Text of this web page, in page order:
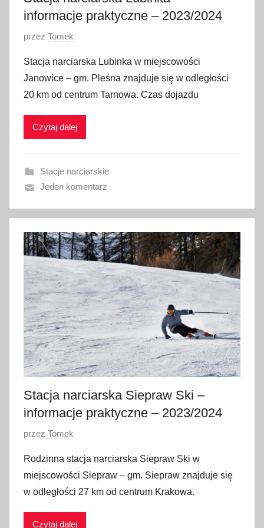
informacje praktyczne – 2023/2024
O
u
b
l
i
a
n
1
6
s
t
y
c
z
n
i
a
0
4
przez Tomek
Stacja narciarska Lubinka w miejscowości
Janowice – gm. Pleśna znajduje się w odległości
20 km od centrum Tarnowa. Czas dojazdu
Czytaj dalej
Stacje narciarskie
Jeden komentarz
Stacja narciarska Siepraw Ski –
informacje praktyczne – 2023/2024
O
u
b
l
i
przez Tomek
Rodzinna stacja narciarska Siepraw Ski w
miejscowości Siepraw – gm. Siepraw znajduje się
w odległości 27 km od centrum Krakowa.
Czytaj dalej